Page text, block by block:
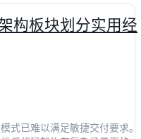
构板块划分实用经
式已难以满足敏捷交付要求。